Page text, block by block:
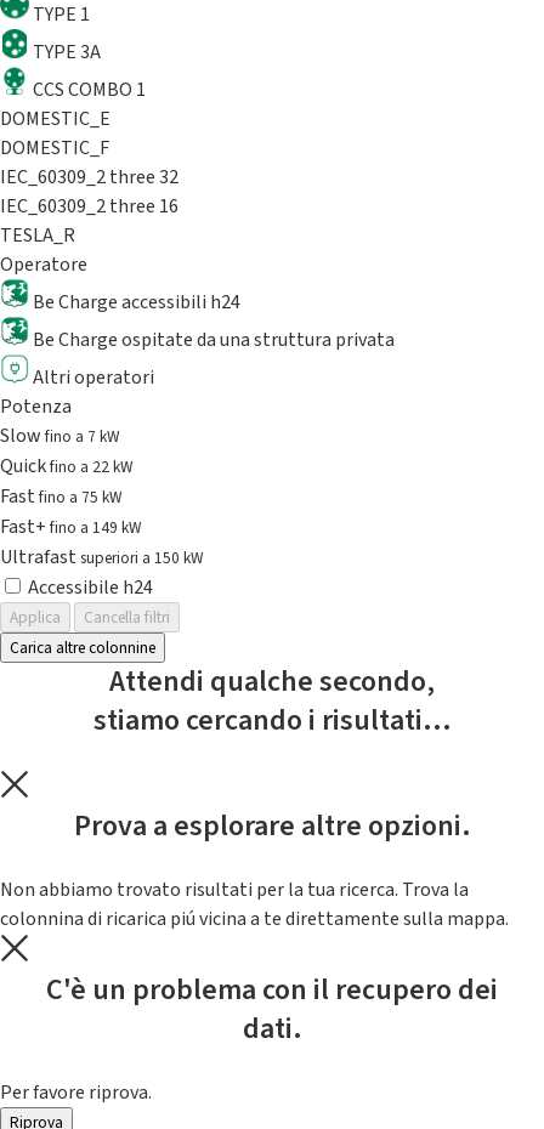
TYPE 1
TYPE 3A
CCS COMBO 1
DOMESTIC_E
DOMESTIC_F
IEC_60309_2 three 32
IEC_60309_2 three 16
TESLA_R
Operatore
Be Charge accessibili h24
Be Charge ospitate da una struttura privata
Altri operatori
Potenza
Slowfino a 7 kW
Quickfino a 22 kW
Fastfino a 75 kW
Fast+fino a 149 kW
Ultrafast superiori a 150 kW
Accessibile h24
Applica
Cancella filtri
Carica altre colonnine
Attendi qualche secondo,
stiamo cercando i risultati...
Prova a esplorare altre opzioni.
Non abbiamo trovato risultati per la tua ricerca. Trova la
colonnina di ricarica piú vicina a te direttamente sulla mappa.
C'è un problema con il recupero dei
dati.
Per favore riprova.
Riprova